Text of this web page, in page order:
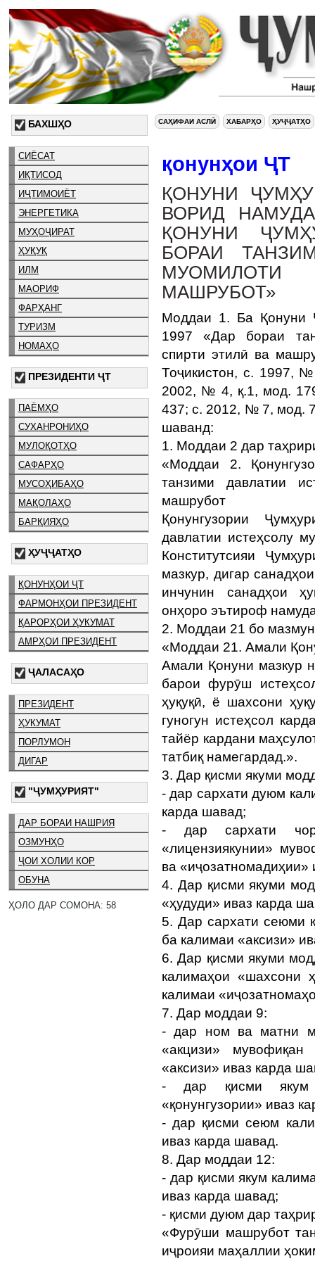
БАХШҲО
СИЁСАТ
ИҚТИСОД
ИҶТИМОИЁТ
ЭНЕРГЕТИКА
МУҲОҶИРАТ
ҲУҚУҚ
ИЛМ
МАОРИФ
ФАРҲАНГ
ТУРИЗМ
НОМАҲО
ПРЕЗИДЕНТИ ҶТ
ПАЁМҲО
СУХАНРОНИҲО
МУЛОҚОТҲО
САФАРҲО
МУСОҲИБАҲО
МАҚОЛАҲО
БАРҚИЯҲО
ҲУҶҶАТҲО
ҚОНУНҲОИ ҶТ
ФАРМОНҲОИ ПРЕЗИДЕНТ
ҚАРОРҲОИ ҲУКУМАТ
АМРҲОИ ПРЕЗИДЕНТ
ҶАЛАСАҲО
ПРЕЗИДЕНТ
ҲУКУМАТ
ПОРЛУМОН
ДИГАР
"ҶУМҲУРИЯТ"
ДАР БОРАИ НАШРИЯ
ОЗМУНҲО
ҶОИ ХОЛИИ КОР
ОБУНА
ҲОЛО ДАР СОМОНА: 58
САҲИФАИ АСЛӢ ХАБАРҲО ҲУҶҶАТҲО
қонунҳои ҶТ
ҚОНУНИ
ВОРИД
ҚОНУНИ
БОРАИ
МАШРУБОТ»
Моддаи 1. Ба Қонуни
1997 «Дар бораи
спирти этилӣ ва
Тоҷикистон, с. 1997,
2002, № 4, қ.1, мод.
437; с. 2012, № 7, мод.
шаванд:
1. Моддаи 2 дар
«Моддаи 2.
танзими давлатии
машрубот
Қонунгузории
давлатии истеҳсолу
Конститутсияи
мазкур, дигар
инчунин санадҳои
онҳоро эътироф
2. Моддаи 21 бо
«Моддаи 21. Амали
Амали Қонуни мазкур
барои фурӯш
ҳуқуқӣ, ё шахсони
гуногун истеҳсол
тайёр кардани
татбиқ намегардад.».
3. Дар қисми якуми
- дар сархати дуюм
карда шавад;
- дар сархати
«лицензиякунии»
ва «иҷозатномадиҳии»
4. Дар қисми якуми
«ҳудуди» иваз карда
5. Дар сархати сеюми
ба калимаи «аксизи»
6. Дар қисми якуми
калимаҳои «шахсони
калимаи
7. Дар моддаи 9:
- дар ном ва матни
«акцизи»
«аксизи» иваз карда
- дар қисми якум
«қонунгузории» иваз
- дар қисми сеюм
иваз карда шавад.
8. Дар моддаи 12:
- дар қисми якум
иваз карда шавад;
- қисми дуюм дар
«Фурӯши машрубот
иҷроияи маҳаллии